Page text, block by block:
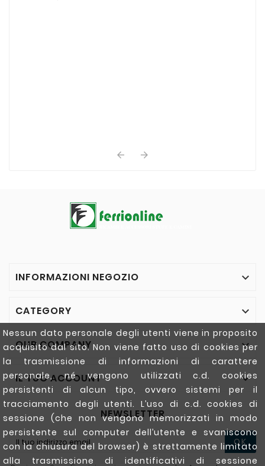
Nessun dato personale degli utenti viene in proposito
acquisito dal sito. Non viene fatto uso di cookies per
la trasmissione di informazioni di carattere
personale, né vengono utilizzati c.d. cookies
persistenti di alcun tipo, ovvero sistemi per il
tracciamento degli utenti. L’uso di c.d. cookies di
sessione (che non vengono memorizzati in modo
persistente sul computer dell’utente e svaniscono
con la chiusura del browser) è strettamente limitato
alla trasmissione di identificativi di sessione
 
INFORMAZIONI NEGOZIO 
CATEGORY 
OUR COMPANY 
IL TUO ACCOUNT 
NEWSLETTER
OK